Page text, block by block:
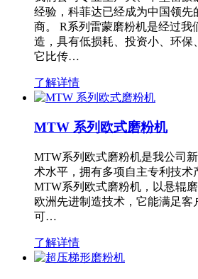
经验，科菲达已经成为中国领先
商。 R系列雷蒙磨粉机是经过我
造，具有低损耗、投资小、环保
它比传…
了解详情
MTW 系列欧式磨粉机
MTW系列欧式磨粉机是我公司
术水平，拥有多项自主专利技
MTW系列欧式磨粉机，以悬辊
欧洲先进制造技术，它能满足客
可…
了解详情